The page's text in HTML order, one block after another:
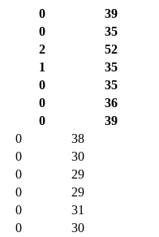
0
39
0
35
2
52
1
35
0
35
0
36
0
39
0
38
0
30
0
29
0
29
0
31
0
30